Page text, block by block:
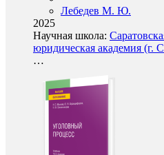
Лебедев М. Ю.
2025
Научная школа:
юридическая академия (г.
…